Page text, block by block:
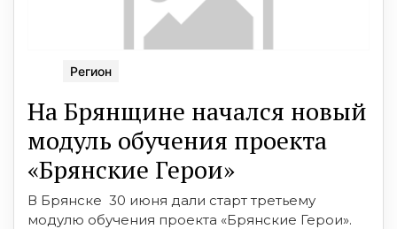
Регион
На Брянщине начался новый
модуль обучения проекта
«Брянские Герои»
В Брянске 30 июня дали старт третьему
модулю обучения проекта «Брянские Герои».